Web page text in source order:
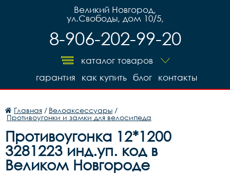
Великий Новгород,
ул.Свободы, дом 10/5,
8-906-202-99-20
каталог товаров
контакты
блог
как купить
гарантия
Главная / Велоаксессуары /
Противоугонки и замки для велосипеда
Противоугонка 12*1200
3281223 инд.уп. код в
Великом Новгороде